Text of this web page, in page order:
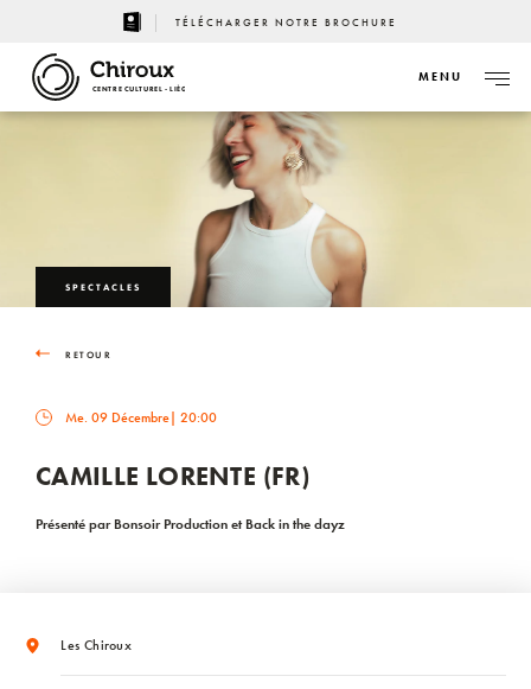
TÉLÉCHARGER NOTRE BROCHURE
CENTRE CULTUREL - LIÈGE
MENU
SPECTACLES
RETOUR
Me. 09 Décembre| 20:00
CAMILLE LORENTE (FR)
Présenté par Bonsoir Production et Back in the dayz
Les Chiroux